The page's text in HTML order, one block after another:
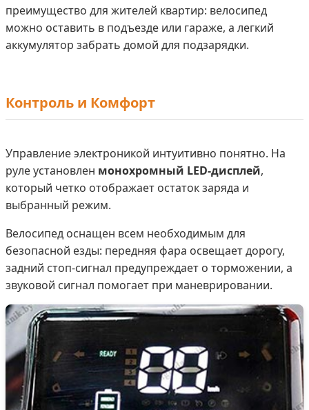
преимущество для жителей квартир: велосипед
можно оставить в подъезде или гараже, а легкий
аккумулятор забрать домой для подзарядки.
Контроль и Комфорт
Управление электроникой интуитивно понятно. На
руле установлен монохромный LED-дисплей,
который четко отображает остаток заряда и
выбранный режим.
Велосипед оснащен всем необходимым для
безопасной езды: передняя фара освещает дорогу,
задний стоп-сигнал предупреждает о торможении, а
звуковой сигнал помогает при маневрировании.